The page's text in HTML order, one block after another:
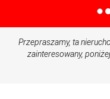
Przepraszamy, ta
zainteresowany,